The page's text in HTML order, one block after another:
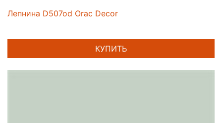
Лепнина D507od Orac Decor
КУПИТЬ